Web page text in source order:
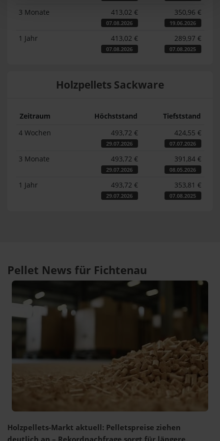
3 Monate 413,02 €
07.08.2026
350,96 €
19.06.2026
1 Jahr 413,02 €
07.08.2026
289,97 €
07.08.2025
Holzpellets Sackware
Zeitraum Höchststand
Tiefststand
4 Wochen
493,72 €
29.07.2026
424,55 €
07.07.2026
3 Monate 493,72 €
29.07.2026
391,84 €
08.05.2026
1 Jahr 493,72 €
29.07.2026
353,81 €
07.08.2025
Pellet News für Fichtenau
Holzpellets-Markt aktuell: Pelletspreise ziehen